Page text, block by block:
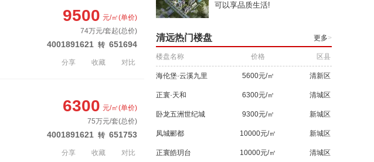
4001891621 转 651694
9500 元/㎡(单价)
74万元/套起(总价)
分享 收藏 对比
4001891621 转 651753
6300 元/㎡(单价)
75万元/套(总价)
分享 收藏 对比
可以享品质生活!
清远热门楼盘 更多>
楼盘名称 价格 区县
海伦堡·云溪九里 5600元/㎡ 清新区
正寰·天和 6300元/㎡ 清城区
卧龙五洲世纪城 9300元/㎡ 新城区
凤城郦都 10000元/㎡ 新城区
正寰皓玥台 10000元/㎡ 清城区